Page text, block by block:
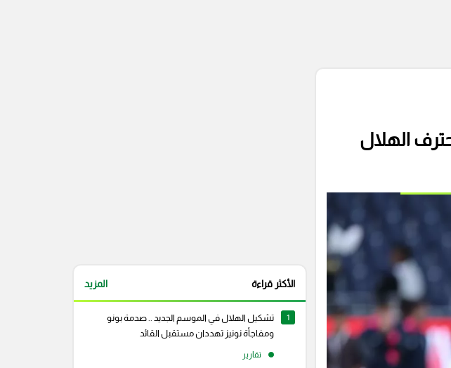
الهلال
الأكثر قراءة المزيد
1
تشكيل الهلال في الموسم الجديد .. صدمة بونو
ومفاجأة نونيز تهددان مستقبل القائد
تقارير